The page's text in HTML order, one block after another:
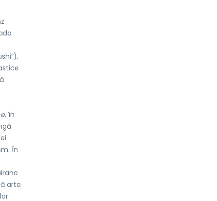
în
În
arta